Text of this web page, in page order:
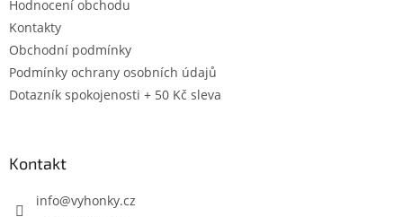
Hodnocení obchodu
Kontakty
Obchodní podmínky
Podmínky ochrany osobních údajů
Dotazník spokojenosti + 50 Kč sleva
Kontakt
info@vyhonky.cz